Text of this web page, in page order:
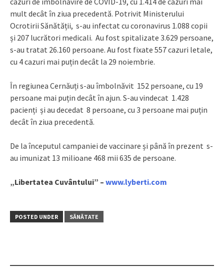
mult decât în ziua precedentă. Potrivit Ministerului
Ocrotirii Sănătății, s-au infectat cu coronavirus 1.088 copii
și 207 lucrători medicali. Au fost spitalizate 3.629 persoane,
s-au tratat 26.160 persoane. Au fost fixate 557 cazuri letale,
cu 4 cazuri mai puțin decât la 29 noiembrie.
În regiunea Cernăuți s-au îmbolnăvit 152 persoane, cu 19
persoane mai puțin decât în ajun. S-au vindecat 1.428
pacienți și au decedat 8 persoane, cu 3 persoane mai puțin
decât în ziua precedentă.
De la începutul campaniei de vaccinare și până în prezent s-
au imunizat 13 milioane 468 mii 635 de persoane.
„Libertatea Cuvântului” – www.lyberti.com
POSTED UNDER SĂNĂTATE